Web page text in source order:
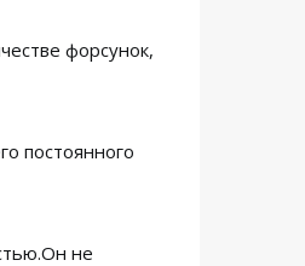
форсунок,
постоянного
не